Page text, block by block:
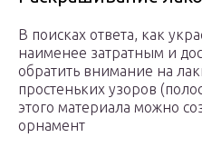
В поисках ответа, как
наименее затратным и
обратить внимание на
простеньких узоров
этого материала можно
орнамент